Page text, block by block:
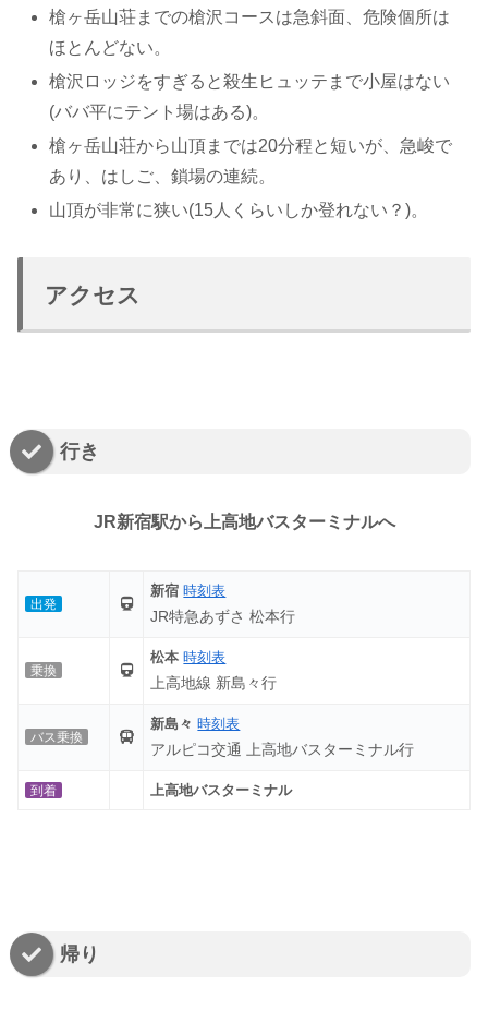
槍ヶ岳山荘までの槍沢コースは急斜面、危険個所は
ほとんどない。
槍沢ロッジをすぎると殺生ヒュッテまで小屋はない
(ババ平にテント場はある)。
槍ヶ岳山荘から山頂までは20分程と短いが、急峻で
あり、はしご、鎖場の連続。
山頂が非常に狭い(15人くらいしか登れない？)。
アクセス
行き
JR新宿駅から上高地バスターミナルへ
出発
新宿 時刻表
JR特急あずさ 松本行
乗換
松本時刻表
上高地線 新島々行
バス乗換
新島々 時刻表
アルピコ交通 上高地バスターミナル行
到着 上高地バスターミナル
帰り